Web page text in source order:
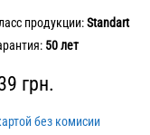
продукции:Standart
50 лет
грн.
без комисии